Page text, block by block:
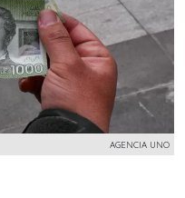
AGENCIA UNO